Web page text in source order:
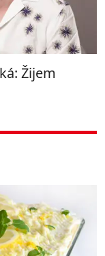
Žijem